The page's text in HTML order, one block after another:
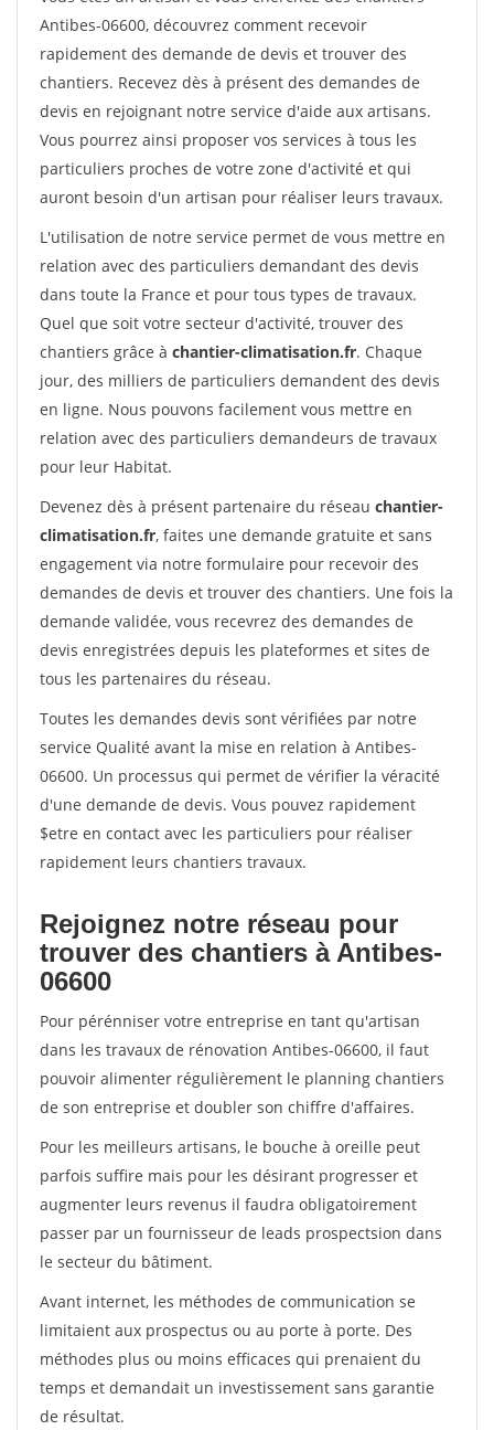
Antibes-06600, découvrez comment recevoir
rapidement des demande de devis et trouver des
chantiers. Recevez dès à présent des demandes de
devis en rejoignant notre service d'aide aux artisans.
Vous pourrez ainsi proposer vos services à tous les
particuliers proches de votre zone d'activité et qui
auront besoin d'un artisan pour réaliser leurs travaux.
L'utilisation de notre service permet de vous mettre en
relation avec des particuliers demandant des devis
dans toute la France et pour tous types de travaux.
Quel que soit votre secteur d'activité, trouver des
chantiers grâce à chantier-climatisation.fr. Chaque
jour, des milliers de particuliers demandent des devis
en ligne. Nous pouvons facilement vous mettre en
relation avec des particuliers demandeurs de travaux
pour leur Habitat.
Devenez dès à présent partenaire du réseau chantier-
climatisation.fr, faites une demande gratuite et sans
engagement via notre formulaire pour recevoir des
demandes de devis et trouver des chantiers. Une fois la
demande validée, vous recevrez des demandes de
devis enregistrées depuis les plateformes et sites de
tous les partenaires du réseau.
Toutes les demandes devis sont vérifiées par notre
service Qualité avant la mise en relation à Antibes-
06600. Un processus qui permet de vérifier la véracité
d'une demande de devis. Vous pouvez rapidement
$etre en contact avec les particuliers pour réaliser
rapidement leurs chantiers travaux.
Rejoignez notre réseau pour
trouver des chantiers à Antibes-
06600
Pour pérénniser votre entreprise en tant qu'artisan
dans les travaux de rénovation Antibes-06600, il faut
pouvoir alimenter régulièrement le planning chantiers
de son entreprise et doubler son chiffre d'affaires.
Pour les meilleurs artisans, le bouche à oreille peut
parfois suffire mais pour les désirant progresser et
augmenter leurs revenus il faudra obligatoirement
passer par un fournisseur de leads prospectsion dans
le secteur du bâtiment.
Avant internet, les méthodes de communication se
limitaient aux prospectus ou au porte à porte. Des
méthodes plus ou moins efficaces qui prenaient du
temps et demandait un investissement sans garantie
de résultat.